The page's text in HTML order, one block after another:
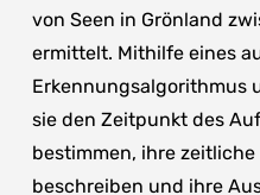
von Seen in Grönland
ermittelt. Mithilfe eines
Erkennungsalgorithmus
sie den Zeitpunkt des
bestimmen, ihre
beschreiben und ihre